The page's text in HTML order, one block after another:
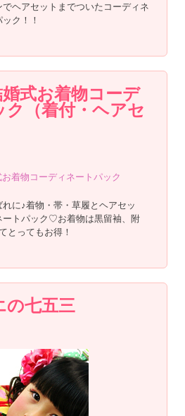
ヘアセットまでついたコーディネ
ク！！
式お着物コーデ
ク（着付・ヘアセ
に♪着物・帯・草履とヘアセッ
ートパック♡お着物は黒留袖、附
とってもお得！
の七五三